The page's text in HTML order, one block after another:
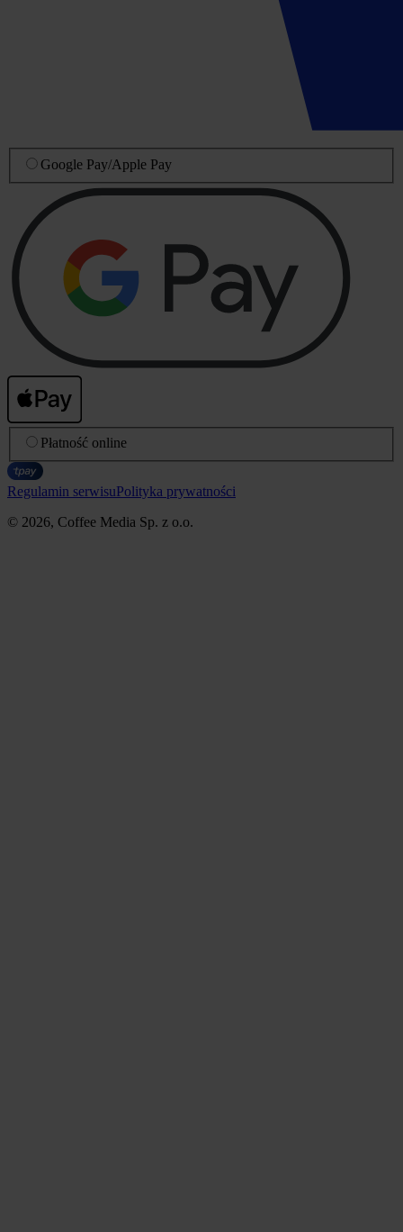
Google Pay/Apple Pay
Płatność online
Regulamin serwisuPolityka prywatności
© 2026, Coffee Media Sp. z o.o.